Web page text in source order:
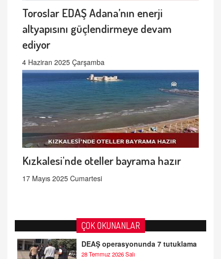
Toroslar EDAŞ Adana’nın enerji
altyapısını güçlendirmeye devam
ediyor
4 Haziran 2025 Çarşamba
Kızkalesi'nde oteller bayrama hazır
17 Mayıs 2025 Cumartesi
ÇOK OKUNANLAR
DEAŞ operasyonunda 7 tutuklama
28 Temmuz 2026 Salı